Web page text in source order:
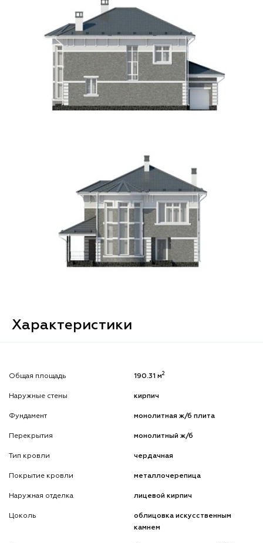
Характеристики
Общая площадь 190.31 м2
Наружные стены кирпич
Фундамент монолитная ж/б плита
Перекрытия монолитный ж/б
Тип кровли чердачная
Покрытие кровли металлочерепица
Наружная отделка лицевой кирпич
Цоколь
облицовка искусственным
камнем